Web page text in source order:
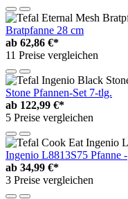
Bratpfanne 28 cm
ab 62,86 €*
11 Preise vergleichen
Stone Pfannen-Set 7-tlg.
ab 122,99 €*
5 Preise vergleichen
Ingenio L8813S75 Pfanne -
ab 34,99 €*
3 Preise vergleichen